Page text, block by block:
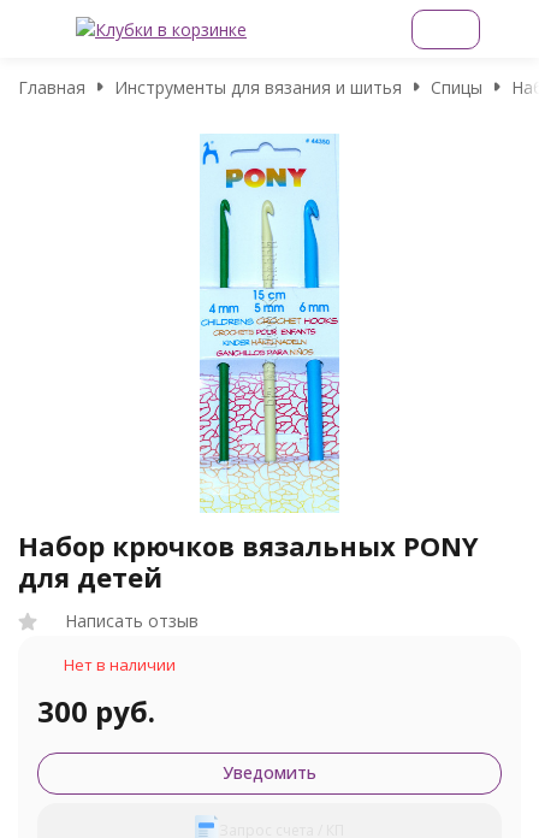
Главная Инструменты для вязания и шитья Спицы
Набор крючков вязальных PONY
для детей
Написать отзыв
Нет в наличии
300 руб.
Уведомить